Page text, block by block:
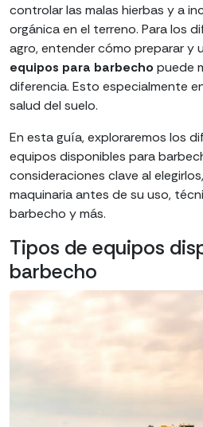
controlar las malas hierbas y a
orgánica en el terreno. Para los
agro, entender cómo preparar y
equipos para barbecho puede
diferencia. Esto especialmente
salud del suelo.
En esta guía, exploraremos los
equipos disponibles para
consideraciones clave al
maquinaria antes de su uso,
barbecho y más.
Tipos de equipos
barbecho